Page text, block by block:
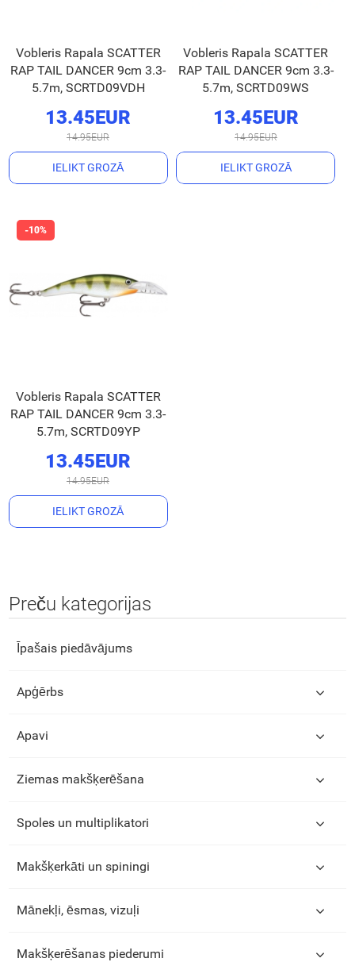
Vobleris Rapala SCATTER
RAP TAIL DANCER 9cm 3.3-
5.7m, SCRTD09VDH
13.45EUR
14.95EUR
IELIKT GROZĀ
Vobleris Rapala SCATTER
RAP TAIL DANCER 9cm 3.3-
5.7m, SCRTD09WS
13.45EUR
14.95EUR
IELIKT GROZĀ
Vobleris Rapala SCATTER
RAP TAIL DANCER 9cm 3.3-
5.7m, SCRTD09YP
13.45EUR
14.95EUR
IELIKT GROZĀ
Preču kategorijas
Īpašais piedāvājums
Apģērbs
Apavi
Ziemas makšķerēšana
Spoles un multiplikatori
Makšķerkāti un spiningi
Mānekļi, ēsmas, vizuļi
Makšķerēšanas piederumi